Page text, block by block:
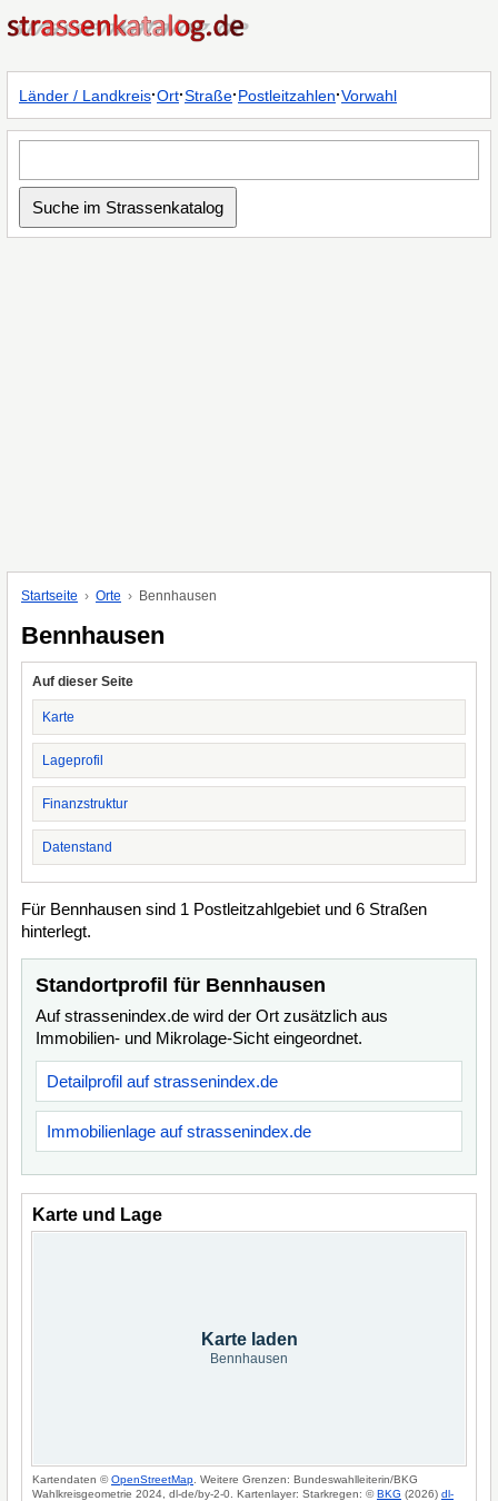
Länder / Landkreis·Ort·Straße·Postleitzahlen·Vorwahl
Startseite Orte Bennhausen
Bennhausen
Auf dieser Seite
Karte
Lageprofil
Finanzstruktur
Datenstand
Für Bennhausen sind 1 Postleitzahlgebiet und 6 Straßen
hinterlegt.
Standortprofil für Bennhausen
Auf strassenindex.de wird der Ort zusätzlich aus
Immobilien- und Mikrolage-Sicht eingeordnet.
Detailprofil auf strassenindex.de
Immobilienlage auf strassenindex.de
Karte und Lage
Karte laden
Bennhausen
Kartendaten ©OpenStreetMap . Weitere Grenzen: Bundeswahlleiterin/BKG
Wahlkreisgeometrie 2024, dl-de/by-2-0. Kartenlayer: Starkregen: ©BKG (2026) dl-